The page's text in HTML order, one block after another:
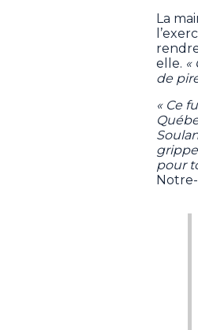
La
elle. «
de
« Ce
pour